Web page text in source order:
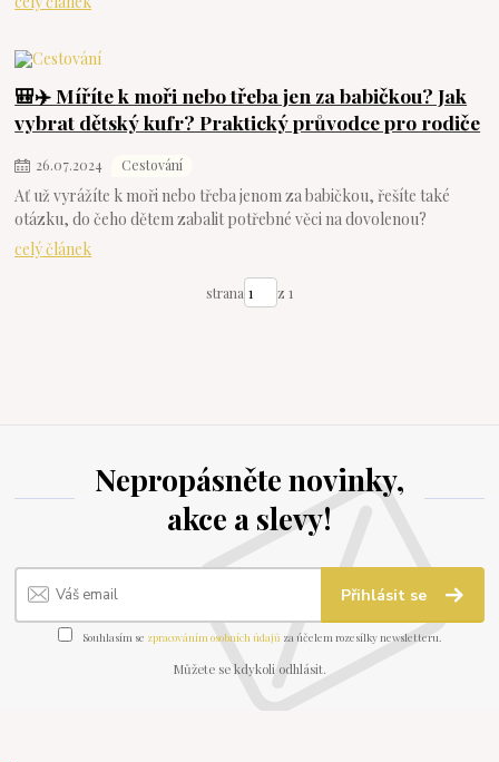
🎒✈️ Míříte k moři nebo třeba jen za babičkou? Jak
vybrat dětský kufr? Praktický průvodce pro rodiče
26.07.2024 Cestování
Ať už vyrážíte k moři nebo třeba jenom za babičkou, řešíte také
otázku, do čeho dětem zabalit potřebné věci na dovolenou?
celý článek
strana z 1
Nepropásněte novinky,
akce a slevy!
Přihlásit se
Souhlasím se zpracováním osobních údajů za účelem rozesílky newsletteru.
Můžete se kdykoli odhlásit.